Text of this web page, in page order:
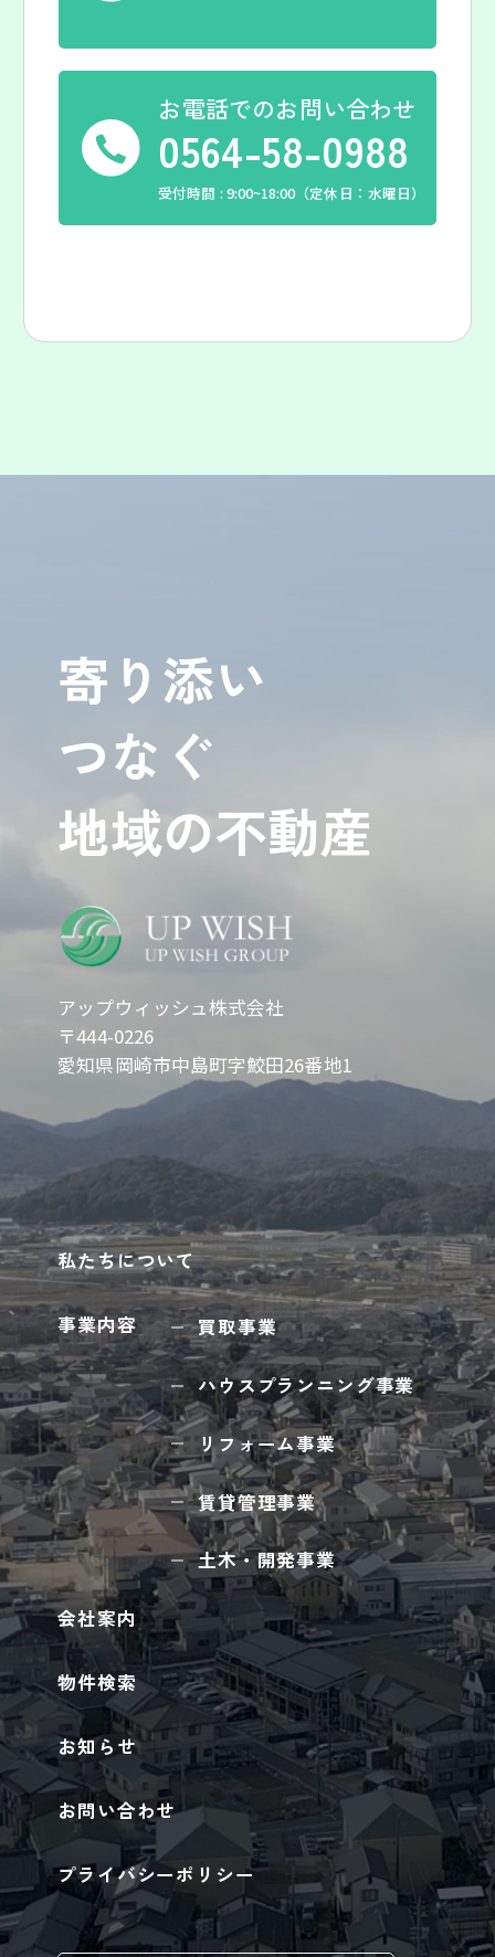
お電話でのお問い合わせ
0564-58-0988
受付時間 : 9:00~18:00（定休日：水曜日）
寄り添い
つなぐ
地域の不動産
アップウィッシュ株式会社
〒444-0226
愛知県岡崎市中島町字鮫田26番地1
私たちについて
事業内容 買取事業
ハウスプランニング事業
リフォーム事業
賃貸管理事業
土木・開発事業
会社案内
物件検索
お知らせ
お問い合わせ
プライバシーポリシー